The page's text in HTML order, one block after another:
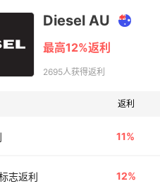
Diesel AU
最高12%返利
2695人获得返利
返利
11%
志返利 12%